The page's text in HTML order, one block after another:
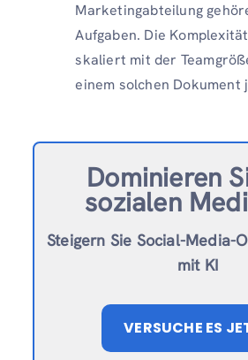
Marketingabteilung
Aufgaben. Die
skaliert mit der
einem solchen Dokument
Dominieren
sozialen
Steigern Sie Social-Media-
mit KI
VERSUCHE ES